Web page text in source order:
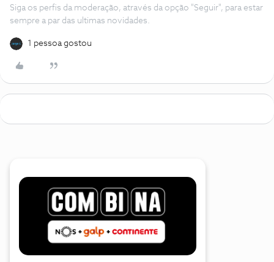
Siga os perfis da moderação, através da opção "Seguir", para estar
sempre a par das ultimas novidades.
1 pessoa gostou